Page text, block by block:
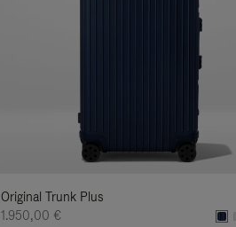
Original Trunk Plus
1.950,00 €